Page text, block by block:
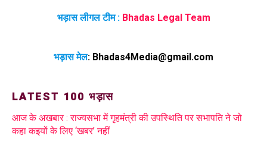
भड़ास लीगल टीम : Bhadas Legal Team
भड़ास मेल: Bhadas4Media@gmail.com
LATEST 100 भड़ास
आज के अखबार : राज्यसभा में गृहमंत्री की उपस्थिति पर सभापति ने जो
कहा कइयों के लिए ‘खबर’ नहीं